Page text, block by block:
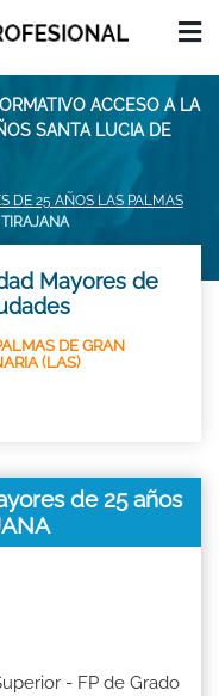
ACCESO A LA
SANTA LUCIA DE
DE 25 AÑOS LAS PALMAS
Mayores de
DE GRAN
(LAS)
de 25 años
- FP de Grado